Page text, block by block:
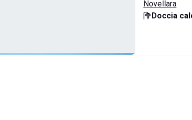
Novellara
Doccia